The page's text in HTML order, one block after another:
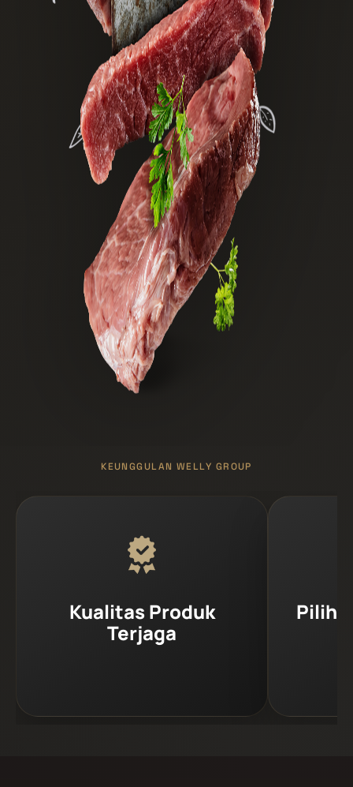
KEUNGGULAN WELLY GROUP
Kualitas Produk
Terjaga